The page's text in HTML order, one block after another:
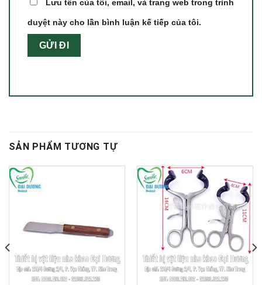
Lưu tên của tôi, email, và trang web trong trình
duyệt này cho lần bình luận kế tiếp của tôi.
SẢN PHẨM TƯƠNG TỰ